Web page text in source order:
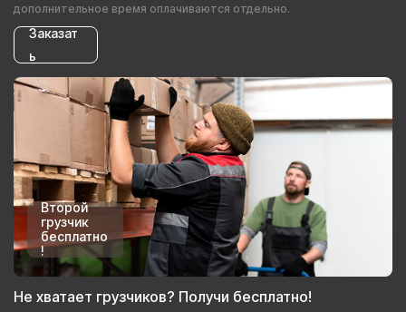
дополнительное время оплачиваются отдельно.
Заказат
ь
Второй
грузчик
бесплатно
!
Не хватает грузчиков? Получи бесплатно!